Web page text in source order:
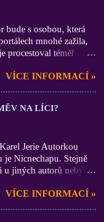
bude s osobou, která
mnohé zažila,
procestoval téměř
už jsem asi jen Já
BezvaChat.cz a
toho, nejen na
Dámy a pánové, mistr
začínal na portálu
dodnes na něj nedáš
staré dobré Lidéčko
jinou, a shodneme
VÍCE INFORMACÍ »
NA LÍCI?
Jerie Autorkou
je Nicnechapu. Stejně
u jiných autorů nebylo
úvodních liter stačilo,
VÍCE INFORMACÍ »